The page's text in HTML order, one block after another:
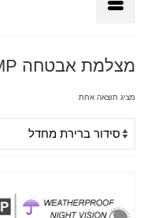
מצלמת אבטחה IP PTZ 5MP
מציג תוצאה אחת